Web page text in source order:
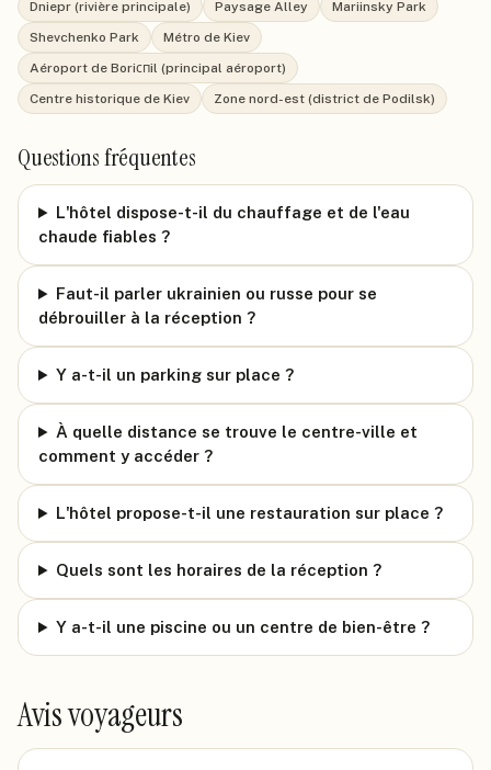
Dniepr (rivière principale) Paysage Alley
Mariinsky Park
Shevchenko Park
Métro de Kiev
Aéroport de Boriспil (principal aéroport)
Centre historique de Kiev
Zone nord-est (district de Podilsk)
Questions fréquentes
L'hôtel dispose-t-il du chauffage et de l'eau
chaude fiables ?
Faut-il parler ukrainien ou russe pour se
débrouiller à la réception ?
Y a-t-il un parking sur place ?
À quelle distance se trouve le centre-ville et
comment y accéder ?
L'hôtel propose-t-il une restauration sur place ?
Quels sont les horaires de la réception ?
Y a-t-il une piscine ou un centre de bien-être ?
Avis voyageurs